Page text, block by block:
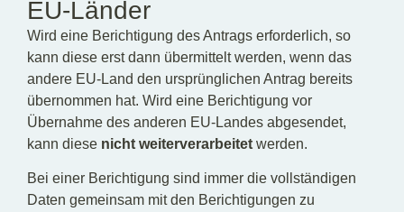
EU-Länder
Wird eine Berichtigung des Antrags erforderlich, so
kann diese erst dann übermittelt werden, wenn das
andere EU-Land den ursprünglichen Antrag bereits
übernommen hat. Wird eine Berichtigung vor
Übernahme des anderen EU-Landes abgesendet,
kann diese nicht weiterverarbeitet werden.
Bei einer Berichtigung sind immer die vollständigen
Daten gemeinsam mit den Berichtigungen zu